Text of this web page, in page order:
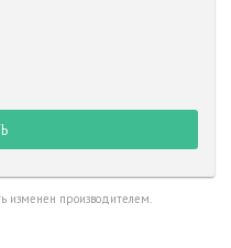
изменен производителем.